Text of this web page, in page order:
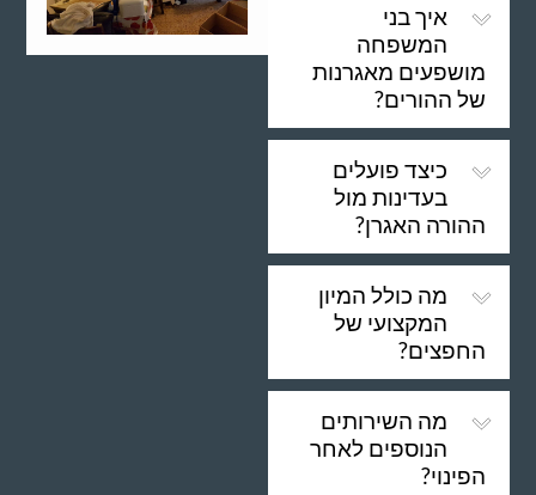
איך בני
המשפחה
מושפעים מאגרנות
של ההורים?
כיצד פועלים
בעדינות מול
ההורה האגרן?
מה כולל המיון
המקצועי של
החפצים?
מה השירותים
הנוספים לאחר
הפינוי?